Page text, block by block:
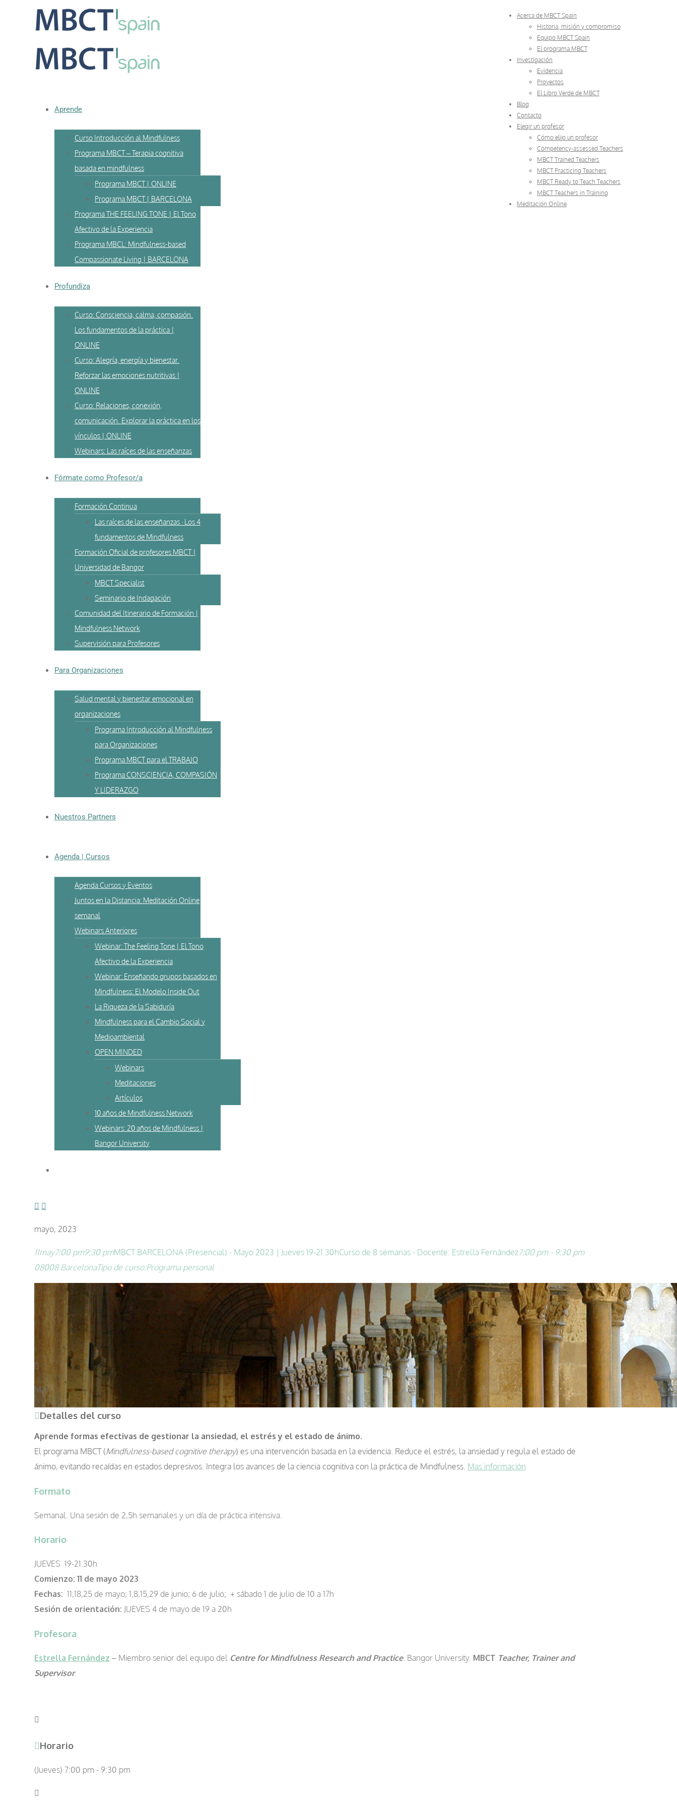
Acerca de MBCT Spain
Historia, misión y compromiso
Equipo MBCT Spain
El programa MBCT
Investigación
Evidencia
Proyectos
El Libro Verde de MBCT
Blog
Contacto
Elegir un profesor
Cómo elijo un profesor
Competency-assessed Teachers
MBCT Trained Teachers
MBCT Practicing Teachers
MBCT Ready to Teach Teachers
MBCT Teachers in Training
Meditación Online
Aprende
Curso Introducción al Mindfulness
Programa MBCT – Terapia cognitiva
basada en mindfulness
Programa MBCT | ONLINE
Programa MBCT | BARCELONA
Programa THE FEELING TONE | El Tono
Afectivo de la Experiencia
Programa MBCL: Mindfulness-based
Compassionate Living | BARCELONA
Profundiza
Curso: Consciencia, calma, compasión.
Los fundamentos de la práctica |
ONLINE
Curso: Alegría, energía y bienestar.
Reforzar las emociones nutritivas |
ONLINE
Curso: Relaciones, conexión,
comunicación. Explorar la práctica en los
vínculos | ONLINE
Webinars: Las raíces de las enseñanzas
Fórmate como Profesor/a
Formación Continua
Las raíces de las enseñanzas · Los 4
fundamentos de Mindfulness
Formación Oficial de profesores MBCT |
Universidad de Bangor
MBCT Specialist
Seminario de Indagación
Comunidad del Itinerario de Formación |
Mindfulness Network
Supervisión para Profesores
Para Organizaciones
Salud mental y bienestar emocional en
organizaciones
Programa Introducción al Mindfulness
para Organizaciones
Programa MBCT para el TRABAJO
Programa CONSCIENCIA, COMPASIÓN
Y LIDERAZGO
Nuestros Partners
Agenda | Cursos
Agenda Cursos y Eventos
Juntos en la Distancia: Meditación Online
semanal
Webinars Anteriores
Webinar: The Feeling Tone | El Tono
Afectivo de la Experiencia
Webinar: Enseñando grupos basados en
Mindfulness: El Modelo Inside Out
La Riqueza de la Sabiduría
Mindfulness para el Cambio Social y
Medioambiental
OPEN MINDED
Webinars
Meditaciones
Artículos
10 años de Mindfulness Network
Webinars: 20 años de Mindfulness |
Bangor University
mayo, 2023
11may7:00 pm9:30 pmMBCT BARCELONA (Presencial) - Mayo 2023 | Jueves 19-21.30hCurso de 8 semanas - Docente: Estrella Fernández7:00 pm - 9:30 pm
08008 BarcelonaTipo de curso:Programa personal
Más
Detalles del curso
Aprende formas efectivas de gestionar la ansiedad, el estrés y el estado de ánimo.
El programa MBCT (Mindfulness-based cognitive therapy) es una intervención basada en la evidencia. Reduce el estrés, la ansiedad y regula el estado de
ánimo, evitando recaídas en estados depresivos. Integra los avances de la ciencia cognitiva con la práctica de Mindfulness. Mas información
Formato
Semanal. Una sesión de 2,5h semanales y un día de práctica intensiva.
Horario
JUEVES 19-21.30h
Comienzo: 11 de mayo 2023
Fechas: 11,18,25 de mayo; 1,8,15,29 de junio; 6 de julio; + sábado 1 de julio de 10 a 17h
Sesión de orientación: JUEVES 4 de mayo de 19 a 20h
Profesora
Estrella Fernández – Miembro senior del equipo del Centre for Mindfulness Research and Practice. Bangor University. MBCT Teacher, Trainer and
Supervisor.
Horario
(Jueves) 7:00 pm - 9:30 pm